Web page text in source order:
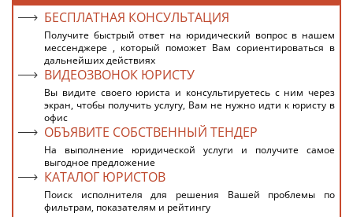
БЕСПЛАТНАЯ КОНСУЛЬТАЦИЯ
Получите быстрый ответ на юридический вопрос в нашем
мессенджере , который поможет Вам сориентироваться в
дальнейших действиях
ВИДЕОЗВОНОК ЮРИСТУ
Вы видите своего юриста и консультируетесь с ним через
экран, чтобы получить услугу, Вам не нужно идти к юристу в
офис
ОБЪЯВИТЕ СОБСТВЕННЫЙ ТЕНДЕР
На выполнение юридической услуги и получите самое
выгодное предложение
КАТАЛОГ ЮРИСТОВ
Поиск исполнителя для решения Вашей проблемы по
фильтрам, показателям и рейтингу